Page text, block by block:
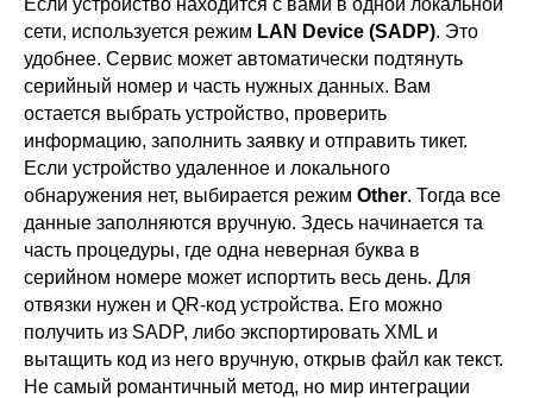
Если устройство находится с вами в одной локальной
сети, используется режим LAN Device (SADP). Это
удобнее. Сервис может автоматически подтянуть
серийный номер и часть нужных данных. Вам
остается выбрать устройство, проверить
информацию, заполнить заявку и отправить тикет.
Если устройство удаленное и локального
обнаружения нет, выбирается режим Other. Тогда все
данные заполняются вручную. Здесь начинается та
часть процедуры, где одна неверная буква в
серийном номере может испортить весь день. Для
отвязки нужен и QR-код устройства. Его можно
получить из SADP, либо экспортировать XML и
вытащить код из него вручную, открыв файл как текст.
Не самый романтичный метод, но мир интеграции